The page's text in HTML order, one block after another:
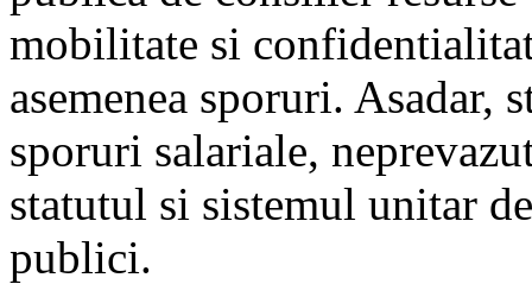
mobilitate si
asemenea sporuri. Asadar,
sporuri salariale,
statutul si sistemul unitar
publici.